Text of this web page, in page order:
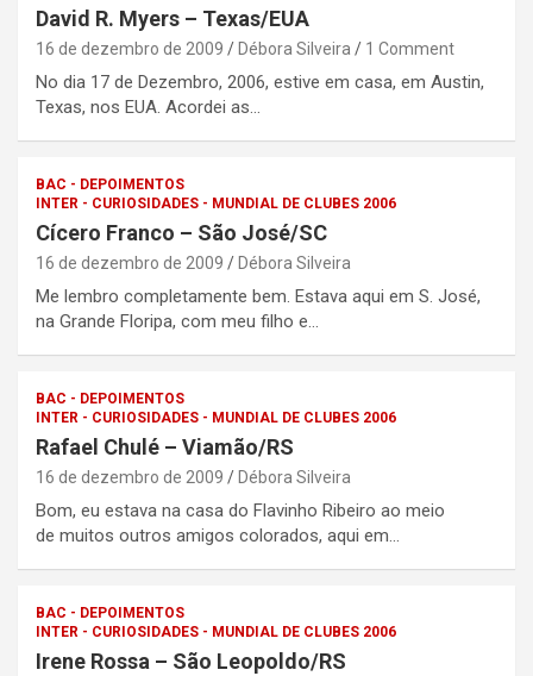
David R. Myers – Texas/EUA
16 de dezembro de 2009 Débora Silveira 1 Comment
No dia 17 de Dezembro, 2006, estive em casa, em Austin,
Texas, nos EUA. Acordei as…
BAC - DEPOIMENTOS
INTER - CURIOSIDADES - MUNDIAL DE CLUBES 2006
Cícero Franco – São José/SC
16 de dezembro de 2009 Débora Silveira
Me lembro completamente bem. Estava aqui em S. José,
na Grande Floripa, com meu filho e…
BAC - DEPOIMENTOS
INTER - CURIOSIDADES - MUNDIAL DE CLUBES 2006
Rafael Chulé – Viamão/RS
16 de dezembro de 2009 Débora Silveira
Bom, eu estava na casa do Flavinho Ribeiro ao meio
de muitos outros amigos colorados, aqui em…
BAC - DEPOIMENTOS
INTER - CURIOSIDADES - MUNDIAL DE CLUBES 2006
Irene Rossa – São Leopoldo/RS